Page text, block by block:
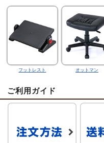
フットレスト オットマン
ご利用ガイド